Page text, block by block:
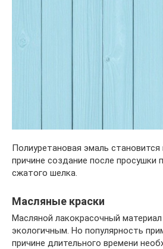
Полиуретановая эмаль становится
причине создание после
сжатого шелка.
Масляные краски
Масляной лакокрасочный материал
экологичным. Но популярность
причине длительного времени